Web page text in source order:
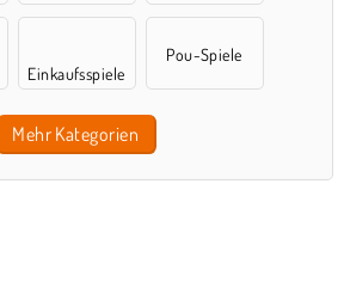
Einkaufsspiele
Pou-Spiele
Mehr Kategorien